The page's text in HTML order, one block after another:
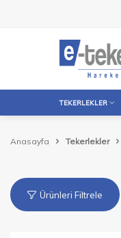
TEKERLEKLER
Anasayfa Tekerlekler
Ürünleri Filtrele